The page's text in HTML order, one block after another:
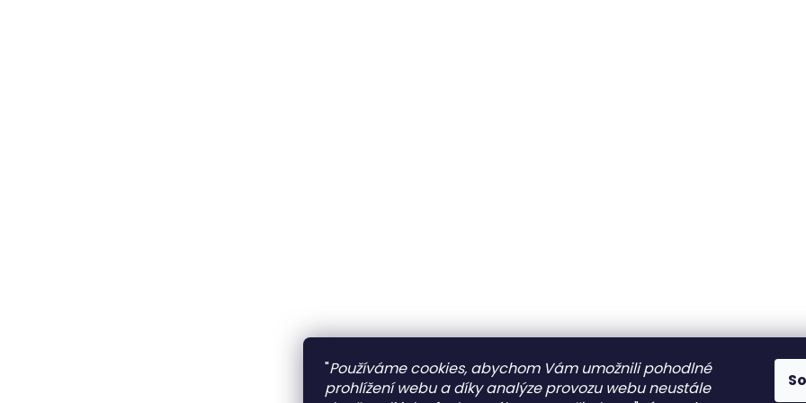
"Používáme cookies, abychom Vám umožnili pohodlné
prohlížení webu a díky analýze provozu webu neustále